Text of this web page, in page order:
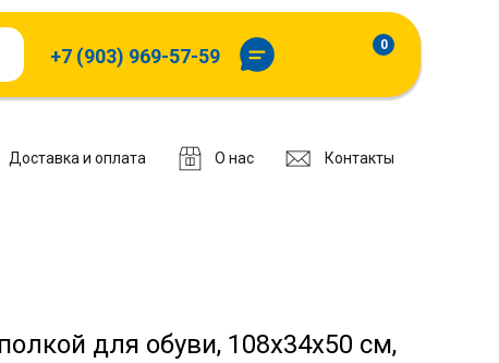
+7 (903) 969-57-59 0
Контакты
О нас
Доставка и оплата
для обуви, 108x34x50 см,